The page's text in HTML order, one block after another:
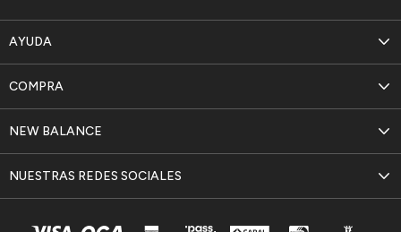
AYUDA
NEW BALANCE
COMPRA
NUESTRAS REDES SOCIALES